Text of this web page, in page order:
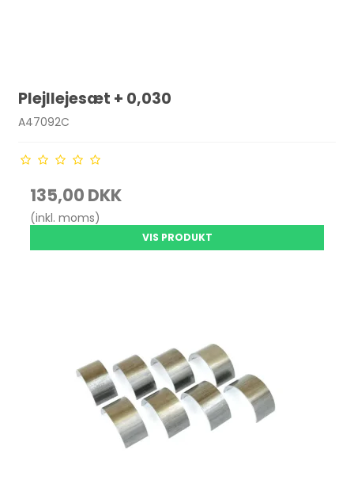
Plejllejesæt + 0,030
A47092C
135,00 DKK
(inkl. moms)
VIS PRODUKT